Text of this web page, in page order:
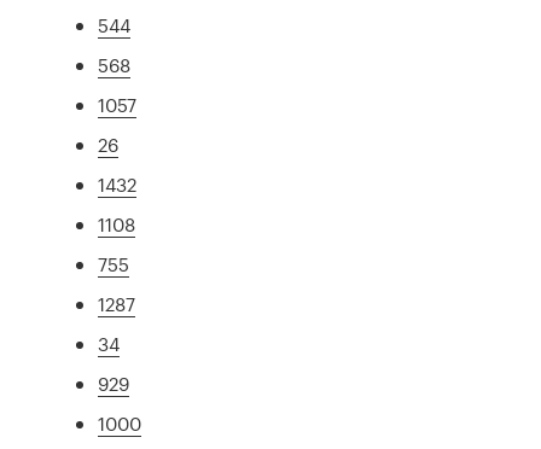
544
568
1057
26
1432
1108
755
1287
34
929
1000